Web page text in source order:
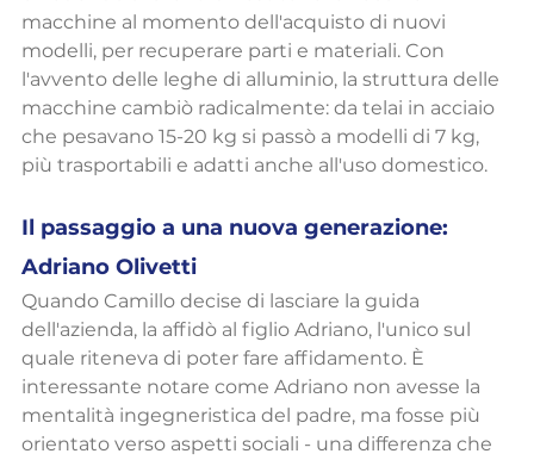
macchine al momento dell'acquisto di nuovi
modelli, per recuperare parti e materiali. Con
l'avvento delle leghe di alluminio, la struttura delle
macchine cambiò radicalmente: da telai in acciaio
che pesavano 15-20 kg si passò a modelli di 7 kg,
più trasportabili e adatti anche all'uso domestico.
Il passaggio a una nuova generazione:
Adriano Olivetti
Quando Camillo decise di lasciare la guida
dell'azienda, la affidò al figlio Adriano, l'unico sul
quale riteneva di poter fare affidamento. È
interessante notare come Adriano non avesse la
mentalità ingegneristica del padre, ma fosse più
orientato verso aspetti sociali - una differenza che